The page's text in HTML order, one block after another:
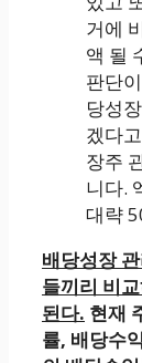
거에
액 될
판단
당성
겠다
장주
니다.
대략
배당성장
들끼리 비
된다. 현재
률, 배당수